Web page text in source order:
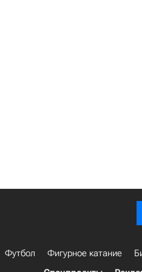
Футбол Фигурное катание